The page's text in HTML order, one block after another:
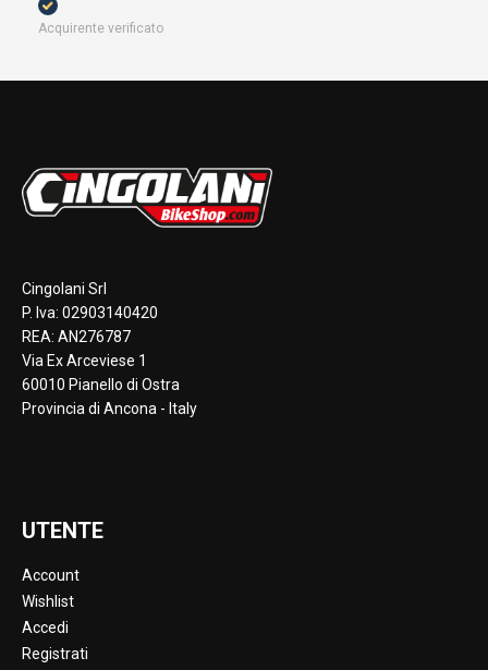
Acquirente verificato
Cingolani Srl
P. Iva: 02903140420
REA: AN276787
Via Ex Arceviese 1
60010 Pianello di Ostra
Provincia di Ancona - Italy
UTENTE
Account
Wishlist
Accedi
Registrati